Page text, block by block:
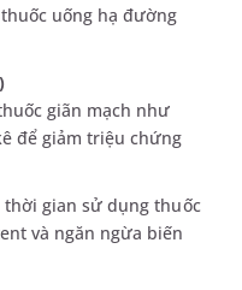
uống hạ đường
giãn mạch như
để giảm triệu chứng
gian sử dụng thuốc
và ngăn ngừa biến